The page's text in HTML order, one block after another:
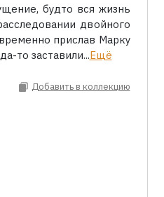
будто вся жизнь
двойного
прислав Марку
то заставили...Ещё
Добавить в коллекцию